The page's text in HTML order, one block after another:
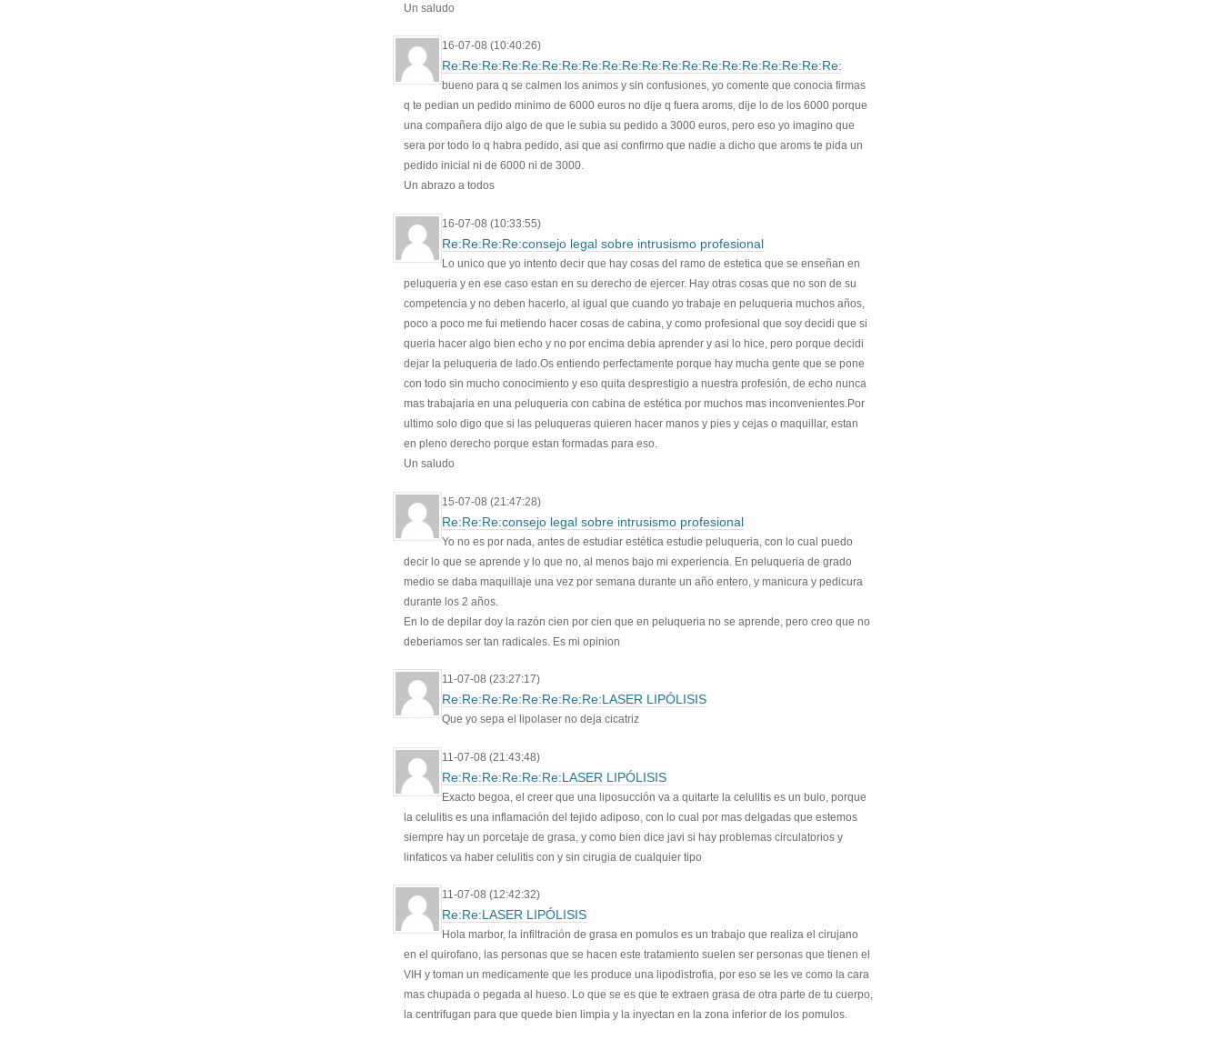
Un saludo
16-07-08 (10:40:26)
Re:Re:Re:Re:Re:Re:Re:Re:Re:Re:Re:Re:Re:Re:Re:Re:Re:Re:Re:Re:
bueno para q se calmen los animos y sin confusiones, yo comente que conocia firmas
q te pedian un pedido minimo de 6000 euros no dije q fuera aroms, dije lo de los 6000 porque
una compañera dijo algo de que le subia su pedido a 3000 euros, pero eso yo imagino que
sera por todo lo q habra pedido, asi que asi confirmo que nadie a dicho que aroms te pida un
pedido inicial ni de 6000 ni de 3000.
Un abrazo a todos
16-07-08 (10:33:55)
Re:Re:Re:Re:consejo legal sobre intrusismo profesional
Lo unico que yo intento decir que hay cosas del ramo de estetica que se enseñan en
peluqueria y en ese caso estan en su derecho de ejercer. Hay otras cosas que no son de su
competencia y no deben hacerlo, al igual que cuando yo trabaje en peluqueria muchos años,
poco a poco me fui metiendo hacer cosas de cabina, y como profesional que soy decidi que si
queria hacer algo bien echo y no por encima debia aprender y asi lo hice, pero porque decidi
dejar la peluqueria de lado.Os entiendo perfectamente porque hay mucha gente que se pone
con todo sin mucho conocimiento y eso quita desprestigio a nuestra profesión, de echo nunca
mas trabajaria en una peluqueria con cabina de estética por muchos mas inconvenientes.Por
ultimo solo digo que si las peluqueras quieren hacer manos y pies y cejas o maquillar, estan
en pleno derecho porque estan formadas para eso.
Un saludo
15-07-08 (21:47:28)
Re:Re:Re:consejo legal sobre intrusismo profesional
Yo no es por nada, antes de estudiar estética estudie peluqueria, con lo cual puedo
decir lo que se aprende y lo que no, al menos bajo mi experiencia. En peluqueria de grado
medio se daba maquillaje una vez por semana durante un año entero, y manicura y pedicura
durante los 2 años.
En lo de depilar doy la razón cien por cien que en peluqueria no se aprende, pero creo que no
deberiamos ser tan radicales. Es mi opinion
11-07-08 (23:27:17)
Re:Re:Re:Re:Re:Re:Re:Re:LASER LIPÓLISIS
Que yo sepa el lipolaser no deja cicatriz
11-07-08 (21:43:48)
Re:Re:Re:Re:Re:Re:LASER LIPÓLISIS
Exacto begoa, el creer que una liposucción va a quitarte la celulitis es un bulo, porque
la celulitis es una inflamación del tejido adiposo, con lo cual por mas delgadas que estemos
siempre hay un porcetaje de grasa, y como bien dice javi si hay problemas circulatorios y
linfaticos va haber celulitis con y sin cirugia de cualquier tipo
11-07-08 (12:42:32)
Re:Re:LASER LIPÓLISIS
Hola marbor, la infiltración de grasa en pomulos es un trabajo que realiza el cirujano
en el quirofano, las personas que se hacen este tratamiento suelen ser personas que tienen el
VIH y toman un medicamente que les produce una lipodistrofia, por eso se les ve como la cara
mas chupada o pegada al hueso. Lo que se es que te extraen grasa de otra parte de tu cuerpo,
la centrifugan para que quede bien limpia y la inyectan en la zona inferior de los pomulos.